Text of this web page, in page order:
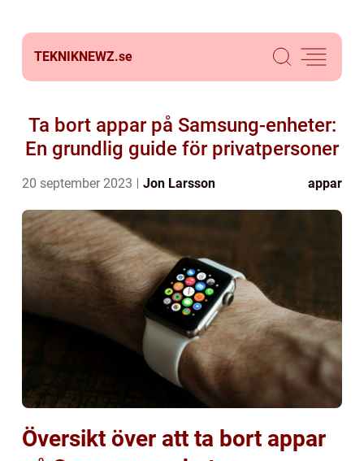
TEKNIKNEWZ.se
Ta bort appar på Samsung-enheter:
En grundlig guide för privatpersoner
20 september 2023 Jon Larsson appar
Översikt över att ta bort appar